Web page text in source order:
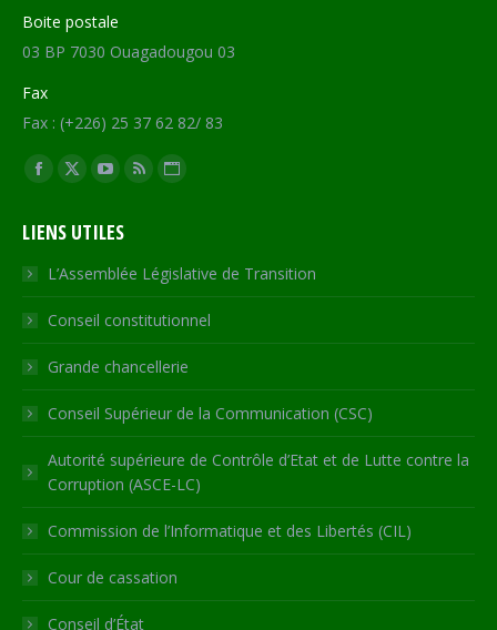
Boite postale
03 BP 7030 Ouagadougou 03
Fax
Fax : (+226) 25 37 62 82/ 83
Trouvez nous sur :
Facebook
opens
in
new
window
X
opens
in
new
window
YouTube
opens
in
new
window
RSS
in
new
window
Site
opens
in
new
LIENS UTILES
L’Assemblée Législative de Transition
Conseil constitutionnel
Grande chancellerie
Conseil Supérieur de la Communication (CSC)
Autorité supérieure de Contrôle d’Etat et de Lutte contre la
Corruption (ASCE-LC)
Commission de l’Informatique et des Libertés (CIL)
Cour de cassation
Conseil d’État